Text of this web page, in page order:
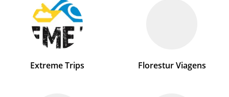
Extreme Trips Florestur Viagens